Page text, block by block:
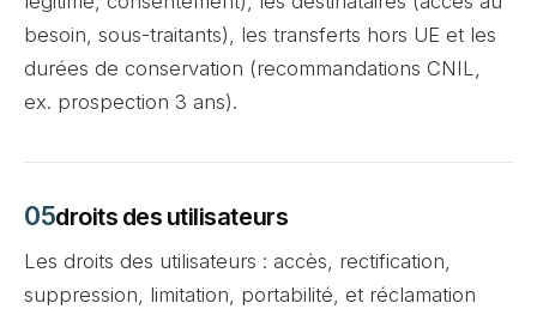
besoin, sous-traitants), les transferts hors UE et les
durées de conservation (recommandations CNIL,
ex. prospection 3 ans).
droits des utilisateurs
Les droits des utilisateurs : accès, rectification,
suppression, limitation, portabilité, et réclamation